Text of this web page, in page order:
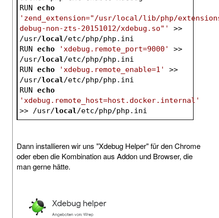
RUN echo
'zend_extension="/usr/local/lib/php/
debug-non-zts-20151012/xdebug.so"'
>>
/usr/local/etc/php/php.ini
RUN echo 'xdebug.remote_port=9000'
>>
/usr/local/etc/php/php.ini
RUN echo 'xdebug.remote_enable=1'
>>
/usr/local/etc/php/php.ini
RUN echo
'xdebug.remote_host=host.docker.internal'
>> /usr/local/etc/php/php.ini
Dann installieren wir uns "Xdebug Helper" für den Chrome
oder eben die Kombination aus Addon und Browser, die
man gerne hätte.